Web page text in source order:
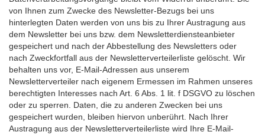
von Ihnen zum Zwecke des Newsletter-Bezugs bei uns
hinterlegten Daten werden von uns bis zu Ihrer Austragung aus
dem Newsletter bei uns bzw. dem Newsletterdiensteanbieter
gespeichert und nach der Abbestellung des Newsletters oder
nach Zweckfortfall aus der Newsletterverteilerliste gelöscht. Wir
behalten uns vor, E-Mail-Adressen aus unserem
Newsletterverteiler nach eigenem Ermessen im Rahmen unseres
berechtigten Interesses nach Art. 6 Abs. 1 lit. f DSGVO zu löschen
oder zu sperren. Daten, die zu anderen Zwecken bei uns
gespeichert wurden, bleiben hiervon unberührt. Nach Ihrer
Austragung aus der Newsletterverteilerliste wird Ihre E-Mail-